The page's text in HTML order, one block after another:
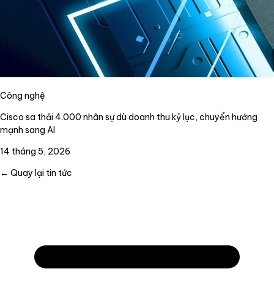
Công nghệ
Cisco sa thải 4.000 nhân sự dù doanh thu kỷ lục, chuyển hướng
mạnh sang AI
14 tháng 5, 2026
← Quay lại tin tức